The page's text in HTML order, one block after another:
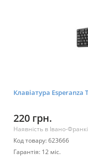
Клавіатура Esperanza
220 грн.
Наявність в Івано-
Код товару: 623666
Гарантія: 12 міс.